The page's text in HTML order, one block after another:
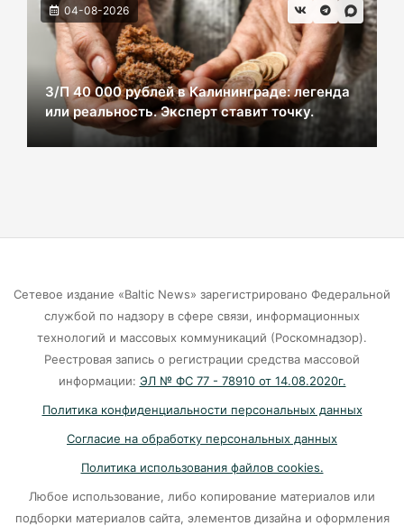
ВСУ хотели взорвать газовый терминал в
Калининграде
07-08-2026
В Калининграде из-за ямочного ремонта на К.
Маркса гибнут липы
подталкивает к депрессии
Калининград и Москва объединяются ради
07-08-2026
Убийцу участника СВО в Балтийске посадили
04-08-2026
З/П 40 000 рублей в Калининграде: легенда
или реальность. Эксперт ставит точку.
Сетевое издание «Baltic News» зарегистрировано Федеральной
службой по надзору в сфере связи, информационных
технологий и массовых коммуникаций (Роскомнадзор).
Реестровая запись о регистрации средства массовой
информации: ЭЛ № ФС 77 - 78910 от 14.08.2020г.
Политика конфиденциальности персональных данных
Согласие на обработку персональных данных
Политика использования файлов cookies.
Любое использование, либо копирование материалов или
подборки материалов сайта, элементов дизайна и оформления